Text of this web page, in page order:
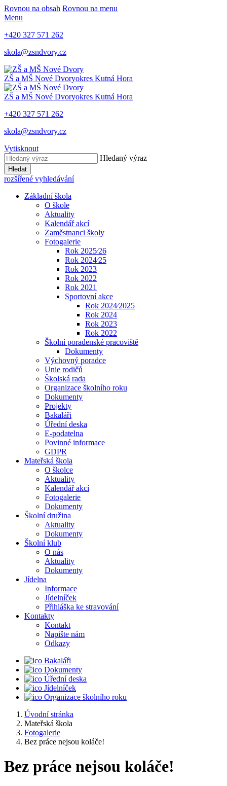
Rovnou na obsah Rovnou na menu
Menu
+420 327 571 262
skola@zsndvory.cz
ZŠ a MŠ Nové Dvoryokres Kutná Hora
ZŠ a MŠ Nové Dvoryokres Kutná Hora
+420 327 571 262
skola@zsndvory.cz
Vytisknout
Hledaný výraz
Hledat
rozšířené vyhledávání
Základní škola
O škole
Aktuality
Kalendář akcí
Zaměstnanci školy
Fotogalerie
Rok 2025⁄26
Rok 2024⁄25
Rok 2023
Rok 2022
Rok 2021
Sportovní akce
Rok 2024⁄2025
Rok 2024
Rok 2023
Rok 2022
Školní poradenské pracoviště
Dokumenty
Výchovný poradce
Unie rodičů
Školská rada
Organizace školního roku
Dokumenty
Projekty
Bakaláři
Úřední deska
E-podatelna
Povinné informace
GDPR
Mateřská škola
O školce
Aktuality
Kalendář akcí
Fotogalerie
Dokumenty
Školní družina
Aktuality
Dokumenty
Školní klub
O nás
Aktuality
Dokumenty
Jídelna
Informace
Jídelníček
Přihláška ke stravování
Kontakty
Kontakt
Napište nám
Odkazy
Bakaláři
Dokumenty
Úřední deska
Jídelníček
Organizace školního roku
Úvodní stránka
Mateřská škola
Fotogalerie
Bez práce nejsou koláče!
Bez práce nejsou koláče!